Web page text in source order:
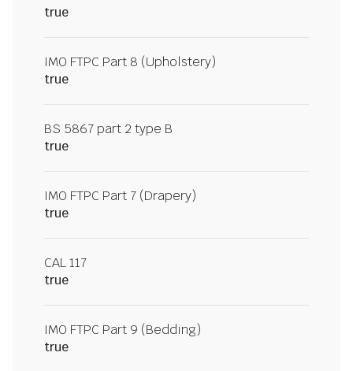
true
IMO FTPC Part 8 (Upholstery)
true
BS 5867 part 2 type B
true
IMO FTPC Part 7 (Drapery)
true
CAL 117
true
IMO FTPC Part 9 (Bedding)
true